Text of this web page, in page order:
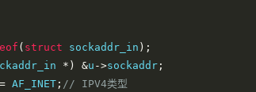
( struct sockaddr_in );
*) &u ->sockaddr ;
= AF_INET ; // IPV4类型